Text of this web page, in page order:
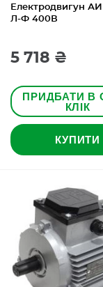
Електродвигун
Л-Ф 400В
5 718 ₴
ПРИДБАТИ В
КЛІК
КУПИТИ